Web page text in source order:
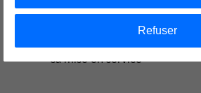
sécurité, très en amont des
sa mise en service
Refuser